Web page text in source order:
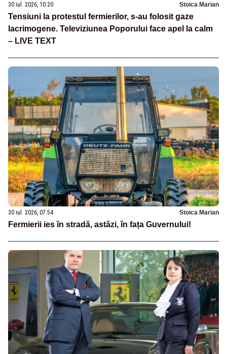
30 iul. 2026, 10:20 Stoica Marian
Tensiuni la protestul fermierilor, s-au folosit gaze
lacrimogene. Televiziunea Poporului face apel la calm
– LIVE TEXT
30 iul. 2026, 07:54 Stoica Marian
Fermierii ies în stradă, astăzi, în fața Guvernului!